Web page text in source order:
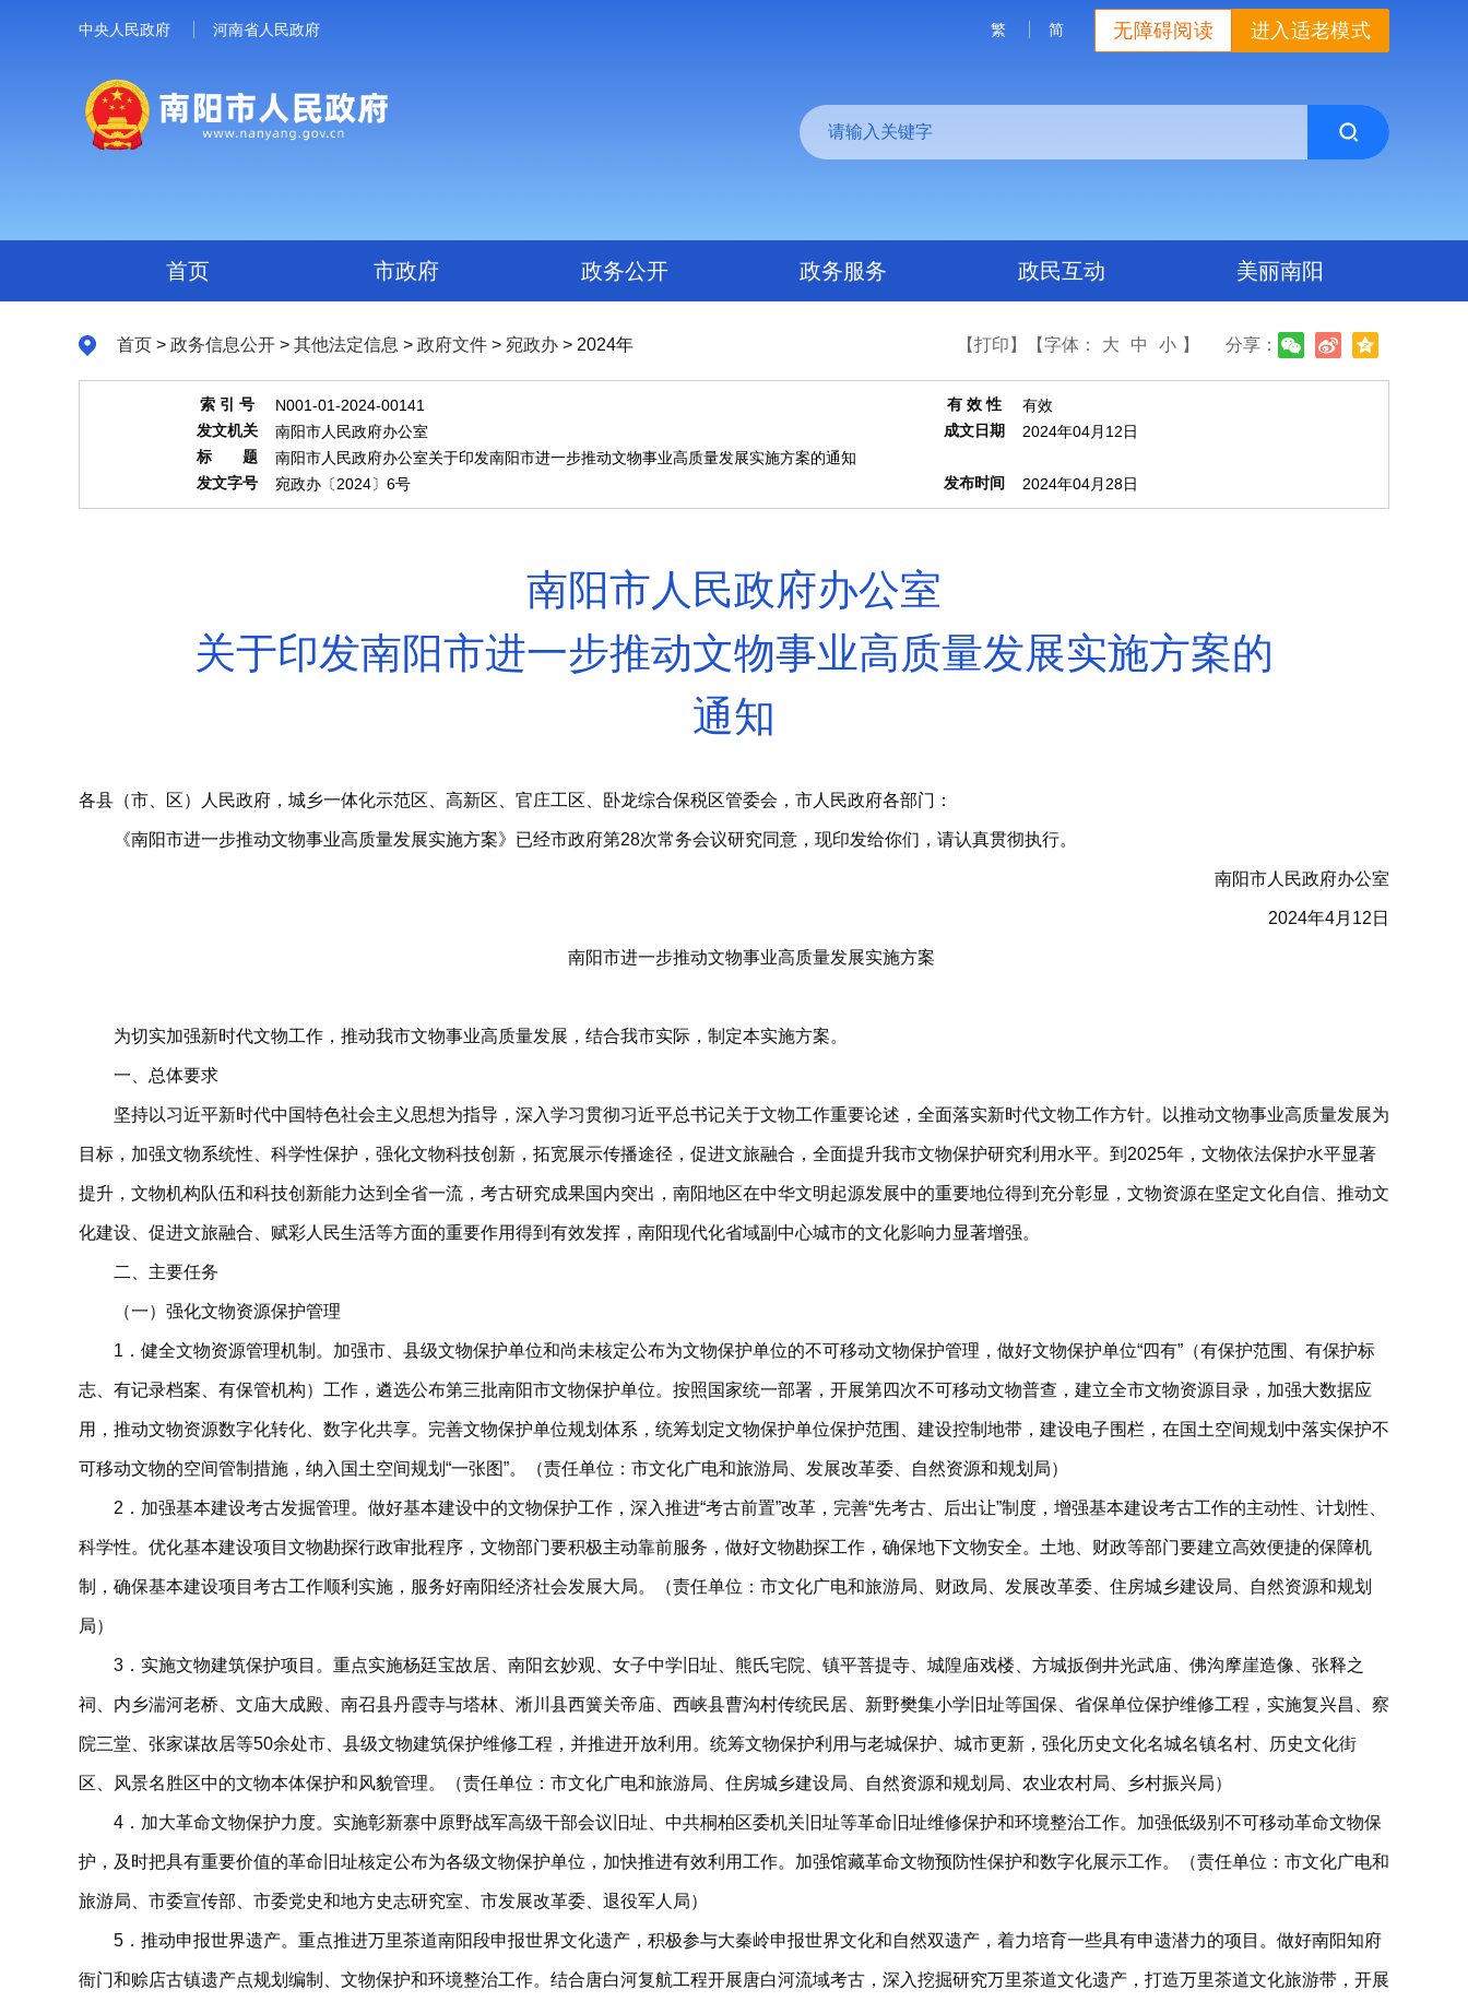
中央人民政府 河南省人民政府 进入适老模式
无障碍阅读
繁 简
首页 市政府 政务公开 政务服务 政民互动 美丽南阳
首页 > 政务信息公开 > 其他法定信息 > 政府文件 > 宛政办 > 2024年 分享：
【打印】 【字体： 大 中 小 】
索 引 号 N001-01-2024-00141 有 效 性 有效
发文机关 南阳市人民政府办公室 成文日期 2024年04月12日
标 题 南阳市人民政府办公室关于印发南阳市进一步推动文物事业高质量发展实施方案的通知
发文字号 宛政办〔2024〕6号 发布时间 2024年04月28日
南阳市人民政府办公室
关于印发南阳市进一步推动文物事业高质量发展实施方案的
通知
各县（市、区）人民政府，城乡一体化示范区、高新区、官庄工区、卧龙综合保税区管委会，市人民政府各部门：
《南阳市进一步推动文物事业高质量发展实施方案》已经市政府第28次常务会议研究同意，现印发给你们，请认真贯彻执行。
南阳市人民政府办公室
2024年4月12日
南阳市进一步推动文物事业高质量发展实施方案
为切实加强新时代文物工作，推动我市文物事业高质量发展，结合我市实际，制定本实施方案。
一、总体要求
坚持以习近平新时代中国特色社会主义思想为指导，深入学习贯彻习近平总书记关于文物工作重要论述，全面落实新时代文物工作方针。以推动文物事业高质量发展为
目标，加强文物系统性、科学性保护，强化文物科技创新，拓宽展示传播途径，促进文旅融合，全面提升我市文物保护研究利用水平。到2025年，文物依法保护水平显著
提升，文物机构队伍和科技创新能力达到全省一流，考古研究成果国内突出，南阳地区在中华文明起源发展中的重要地位得到充分彰显，文物资源在坚定文化自信、推动文
化建设、促进文旅融合、赋彩人民生活等方面的重要作用得到有效发挥，南阳现代化省域副中心城市的文化影响力显著增强。
二、主要任务
（一）强化文物资源保护管理
1．健全文物资源管理机制。加强市、县级文物保护单位和尚未核定公布为文物保护单位的不可移动文物保护管理，做好文物保护单位“四有”（有保护范围、有保护标
志、有记录档案、有保管机构）工作，遴选公布第三批南阳市文物保护单位。按照国家统一部署，开展第四次不可移动文物普查，建立全市文物资源目录，加强大数据应
用，推动文物资源数字化转化、数字化共享。完善文物保护单位规划体系，统筹划定文物保护单位保护范围、建设控制地带，建设电子围栏，在国土空间规划中落实保护不
可移动文物的空间管制措施，纳入国土空间规划“一张图”。（责任单位：市文化广电和旅游局、发展改革委、自然资源和规划局）
2．加强基本建设考古发掘管理。做好基本建设中的文物保护工作，深入推进“考古前置”改革，完善“先考古、后出让”制度，增强基本建设考古工作的主动性、计划性、
科学性。优化基本建设项目文物勘探行政审批程序，文物部门要积极主动靠前服务，做好文物勘探工作，确保地下文物安全。土地、财政等部门要建立高效便捷的保障机
制，确保基本建设项目考古工作顺利实施，服务好南阳经济社会发展大局。（责任单位：市文化广电和旅游局、财政局、发展改革委、住房城乡建设局、自然资源和规划
局）
3．实施文物建筑保护项目。重点实施杨廷宝故居、南阳玄妙观、女子中学旧址、熊氏宅院、镇平菩提寺、城隍庙戏楼、方城扳倒井光武庙、佛沟摩崖造像、张释之
祠、内乡湍河老桥、文庙大成殿、南召县丹霞寺与塔林、淅川县西簧关帝庙、西峡县曹沟村传统民居、新野樊集小学旧址等国保、省保单位保护维修工程，实施复兴昌、察
院三堂、张家谋故居等50余处市、县级文物建筑保护维修工程，并推进开放利用。统筹文物保护利用与老城保护、城市更新，强化历史文化名城名镇名村、历史文化街
区、风景名胜区中的文物本体保护和风貌管理。（责任单位：市文化广电和旅游局、住房城乡建设局、自然资源和规划局、农业农村局、乡村振兴局）
4．加大革命文物保护力度。实施彰新寨中原野战军高级干部会议旧址、中共桐柏区委机关旧址等革命旧址维修保护和环境整治工作。加强低级别不可移动革命文物保
护，及时把具有重要价值的革命旧址核定公布为各级文物保护单位，加快推进有效利用工作。加强馆藏革命文物预防性保护和数字化展示工作。（责任单位：市文化广电和
旅游局、市委宣传部、市委党史和地方史志研究室、市发展改革委、退役军人局）
5．推动申报世界遗产。重点推进万里茶道南阳段申报世界文化遗产，积极参与大秦岭申报世界文化和自然双遗产，着力培育一些具有申遗潜力的项目。做好南阳知府
衙门和赊店古镇遗产点规划编制、文物保护和环境整治工作。结合唐白河复航工程开展唐白河流域考古，深入挖掘研究万里茶道文化遗产，打造万里茶道文化旅游带，开展